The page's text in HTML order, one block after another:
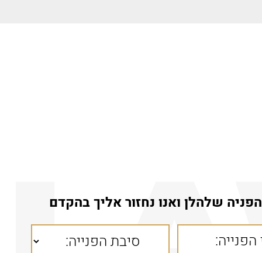
שלהלן ואנו נחזור אליך בהקדם